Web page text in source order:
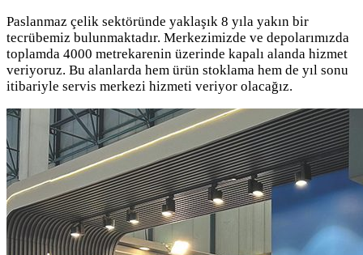
Paslanmaz çelik sektöründe yaklaşık 8 yıla yakın bir
tecrübemiz bulunmaktadır. Merkezimizde ve depolarımızda
toplamda 4000 metrekarenin üzerinde kapalı alanda hizmet
veriyoruz. Bu alanlarda hem ürün stoklama hem de yıl sonu
itibariyle servis merkezi hizmeti veriyor olacağız.